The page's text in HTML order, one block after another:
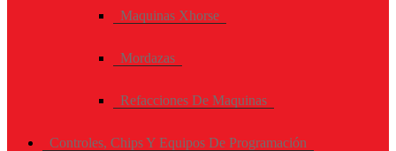
Maquinas Xhorse
Mordazas
Refacciones De Maquinas
Controles, Chips Y Equipos De Programación